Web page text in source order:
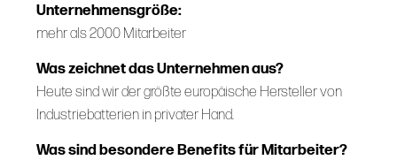
Unternehmensgröße:
mehr als 2000 Mitarbeiter
Was zeichnet das Unternehmen aus?
Heute sind wir der größte europäische Hersteller von
Industriebatterien in privater Hand.
Was sind besondere Benefits für Mitarbeiter?